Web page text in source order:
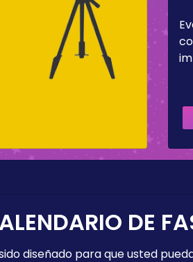
DE
diseñado para que usted